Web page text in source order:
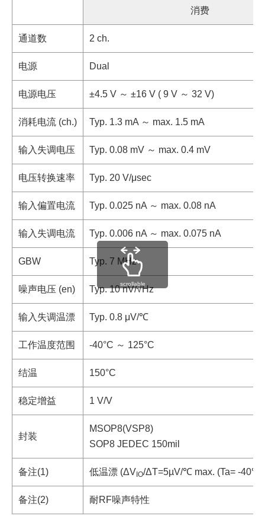
消费
通道数 2 ch.
电源 Dual
电源电压 ±4.5 V ～ ±16 V ( 9 V ～ 32 V)
消耗电流 (ch.) Typ. 1.3 mA ～ max. 1.5 mA
输入失调电压 Typ. 0.08 mV ～ max. 0.4 mV
电压转换速率 Typ. 20 V/μsec
输入偏置电流 Typ. 0.025 nA ～ max. 0.08 nA
输入失调电流 Typ. 0.006 nA ～ max. 0.075 nA
GBW Typ. 7 MHz
噪声电压 (en) Typ. 10 nV/√Hz
输入失调温漂 Typ. 0.8 μV/℃
工作温度范围 -40°C ～ 125°C
结温 150°C
稳定增益 1 V/V
封装
MSOP8(VSP8)
SOP8 JEDEC 150mil
备注(1) 低温漂 (ΔV IO/ΔT=5µV/℃ max. (Ta= -40℃
备注(2) 耐RF噪声特性
scrollable